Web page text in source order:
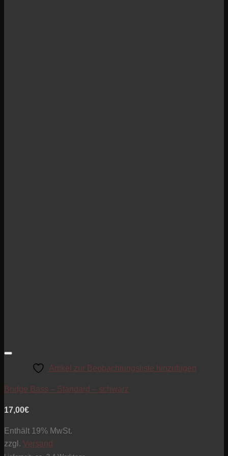
Artikel zur Beobachtungsliste hinzufügen
Bridge Bass – Standard – schwarz
17,00€
Enthält 19% MwSt.
zzgl. Versand